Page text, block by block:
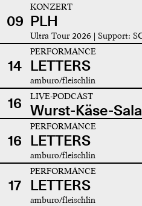
09
KONZERT
PLH
Ultra Tour 2026 | Support:
14
PERFORMANCE
LETTERS
amburo/fleischlin
16 LIVE-PODCAST
Wurst-Käse-
16
PERFORMANCE
LETTERS
amburo/fleischlin
17
PERFORMANCE
LETTERS
amburo/fleischlin